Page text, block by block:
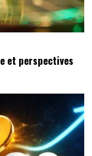
et perspectives